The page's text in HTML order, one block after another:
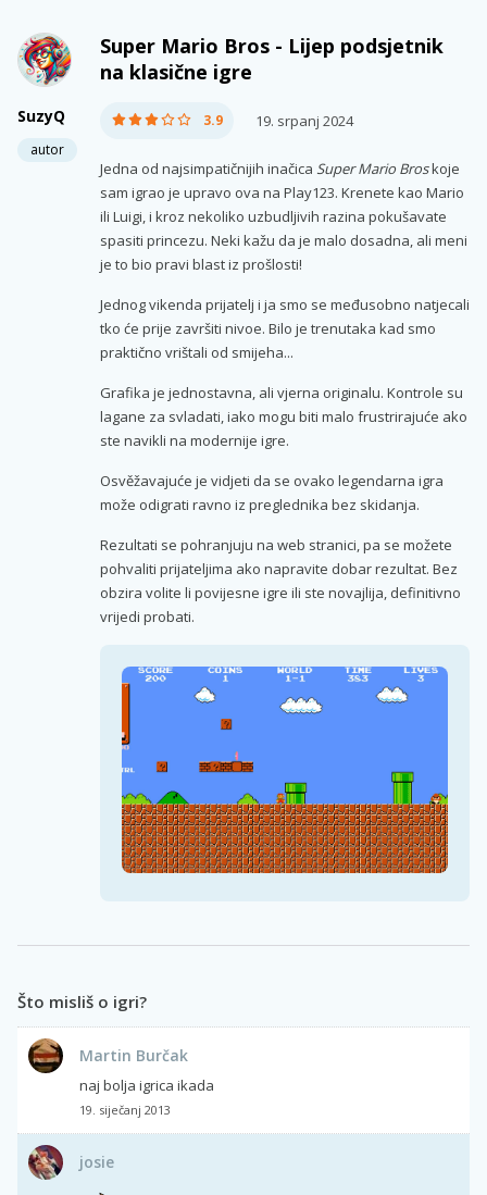
SuzyQ
autor
Super Mario Bros - Lijep podsjetnik
na klasične igre
3.9 19. srpanj 2024
Jedna od najsimpatičnijih inačica Super Mario Broskoje
sam igrao je upravo ova na Play123. Krenete kao Mario
ili Luigi, i kroz nekoliko uzbudljivih razina pokušavate
spasiti princezu. Neki kažu da je malo dosadna, ali meni
je to bio pravi blast iz prošlosti!
Jednog vikenda prijatelj i ja smo se međusobno natjecali
tko će prije završiti nivoe. Bilo je trenutaka kad smo
praktično vrištali od smijeha...
Grafika je jednostavna, ali vjerna originalu. Kontrole su
lagane za svladati, iako mogu biti malo frustrirajuće ako
ste navikli na modernije igre.
Osvěžavajuće je vidjeti da se ovako legendarna igra
može odigrati ravno iz preglednika bez skidanja.
Rezultati se pohranjuju na web stranici, pa se možete
pohvaliti prijateljima ako napravite dobar rezultat. Bez
obzira volite li povijesne igre ili ste novajlija, definitivno
vrijedi probati.
Što misliš o igri?
Martin Burčak
naj bolja igrica ikada
19. siječanj 2013
josie